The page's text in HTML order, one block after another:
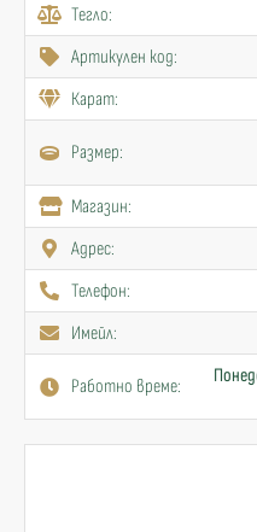
Тегло:
Артикулен код:
Карат:
Размер:
Mагазин:
Адрес:
Телефон:
Имейл:
Работно време: